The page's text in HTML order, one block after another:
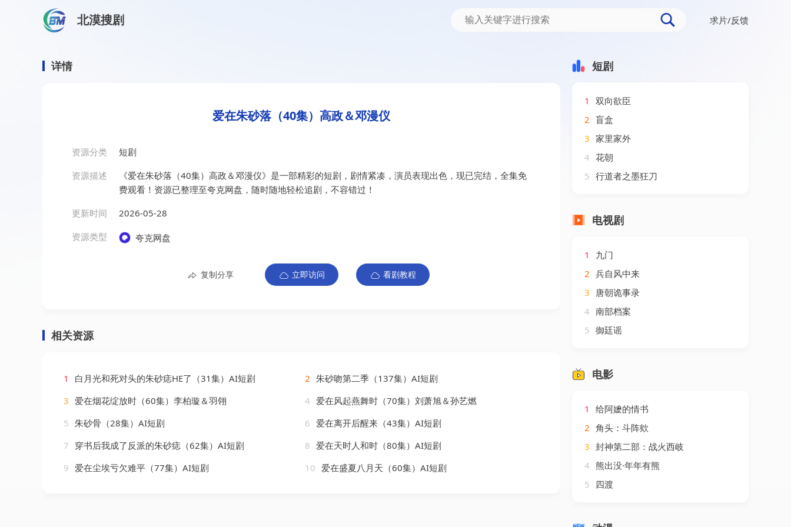
北漠搜剧 求片/反馈
详情
爱在朱砂落（40集）高政＆邓漫仪
资源分类
短剧
资源描述
《爱在朱砂落（40集）高政＆邓漫仪》是一部精彩的短剧，剧情紧凑，演员表现出色，现已完结，全集免
费观看！资源已整理至夸克网盘，随时随地轻松追剧，不容错过！
更新时间
2026-05-28
资源类型
夸克网盘
复制分享 立即访问 看剧教程
相关资源
1 白月光和死对头的朱砂痣HE了（31集）AI短剧 2 朱砂吻第二季（137集）AI短剧
3 爱在烟花绽放时（60集）李柏璇＆羽翎 4 爱在风起燕舞时（70集）刘萧旭＆孙艺燃
5 朱砂骨（28集）AI短剧 6 爱在离开后醒来（43集）AI短剧
7 穿书后我成了反派的朱砂痣（62集）AI短剧 8 爱在天时人和时（80集）AI短剧
9 爱在尘埃亏欠难平（77集）AI短剧 10 爱在盛夏八月天（60集）AI短剧
短剧
1
双向欲臣
2 盲盒
3 家里家外
4 花朝
5 行道者之墨狂刀
电视剧
1
九门
2 兵自风中来
3 唐朝诡事录
4 南部档案
5 御廷谣
电影
1
给阿嬷的情书
2 角头：斗阵欸
3 封神第二部：战火西岐
4 熊出没·年年有熊
5 四渡